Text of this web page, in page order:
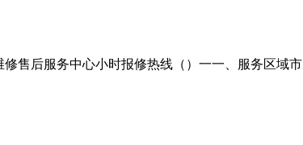
售后服务中心小时报修热线（）一一、服务区域市